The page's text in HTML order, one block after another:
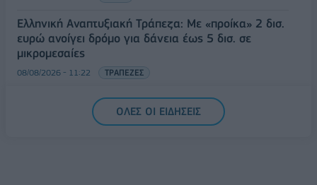
Ελληνική Αναπτυξιακή Τράπεζα: Με «προίκα» 2 δισ.
ευρώ ανοίγει δρόμο για δάνεια έως 5 δισ. σε
μικρομεσαίες
08/08/2026 - 11:22 ΤΡΑΠΕΖΕΣ
5G παντού, 6G στον ορίζοντα: Πού βρίσκεται η
Ελλάδα στη μεγάλη τεχνολογική μετάβαση
ΟΛΕΣ ΟΙ ΕΙΔΗΣΕΙΣ